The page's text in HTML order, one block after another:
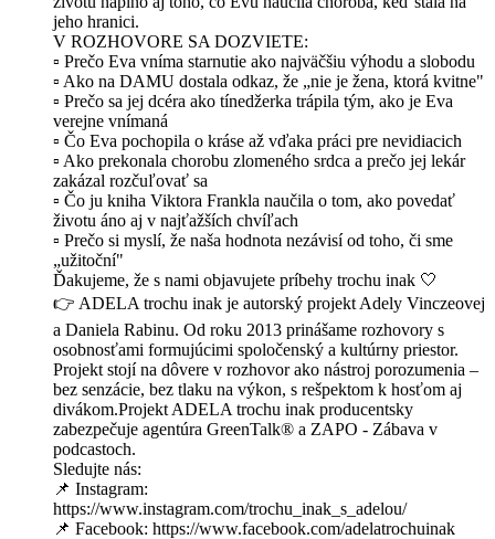
jeho hranici.
V ROZHOVORE SA DOZVIETE:
▫️ Prečo Eva vníma starnutie ako najväčšiu výhodu a slobodu
▫️ Ako na DAMU dostala odkaz, že „nie je žena, ktorá kvitne"
▫️ Prečo sa jej dcéra ako tínedžerka trápila tým, ako je Eva
verejne vnímaná
▫️ Čo Eva pochopila o kráse až vďaka práci pre nevidiacich
▫️ Ako prekonala chorobu zlomeného srdca a prečo jej lekár
zakázal rozčuľovať sa
▫️ Čo ju kniha Viktora Frankla naučila o tom, ako povedať
životu áno aj v najťažších chvíľach
▫️ Prečo si myslí, že naša hodnota nezávisí od toho, či sme
„užitoční"
Ďakujeme, že s nami objavujete príbehy trochu inak 🤍
👉 ADELA trochu inak je autorský projekt Adely Vinczeovej
a Daniela Rabinu. Od roku 2013 prinášame rozhovory s
osobnosťami formujúcimi spoločenský a kultúrny priestor.
Projekt stojí na dôvere v rozhovor ako nástroj porozumenia –
bez senzácie, bez tlaku na výkon, s rešpektom k hosťom aj
divákom.Projekt ADELA trochu inak producentsky
zabezpečuje agentúra GreenTalk® a ZAPO - Zábava v
podcastoch.
Sledujte nás:
📌 Instagram:
https://www.instagram.com/trochu_inak_s_adelou/
📌 Facebook: https://www.facebook.com/adelatrochuinak